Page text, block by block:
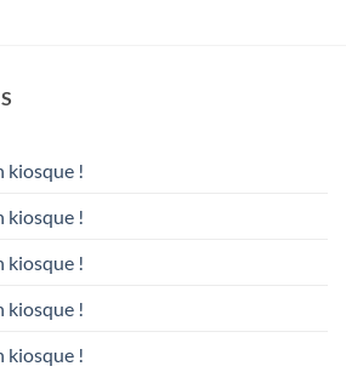
kiosque !
kiosque !
kiosque !
kiosque !
kiosque !